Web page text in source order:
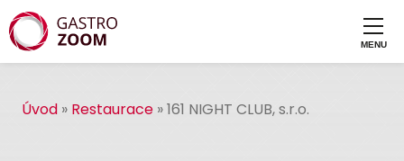
Úvod » Restaurace »161 NIGHT CLUB, s.r.o.